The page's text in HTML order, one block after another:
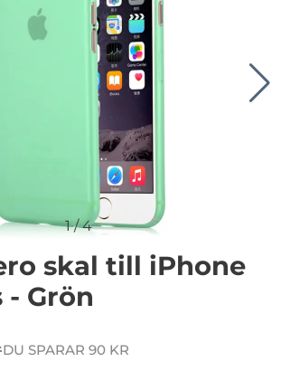
1/4
skal till iPhone
- Grön
pris
DU SPARAR 90 KR